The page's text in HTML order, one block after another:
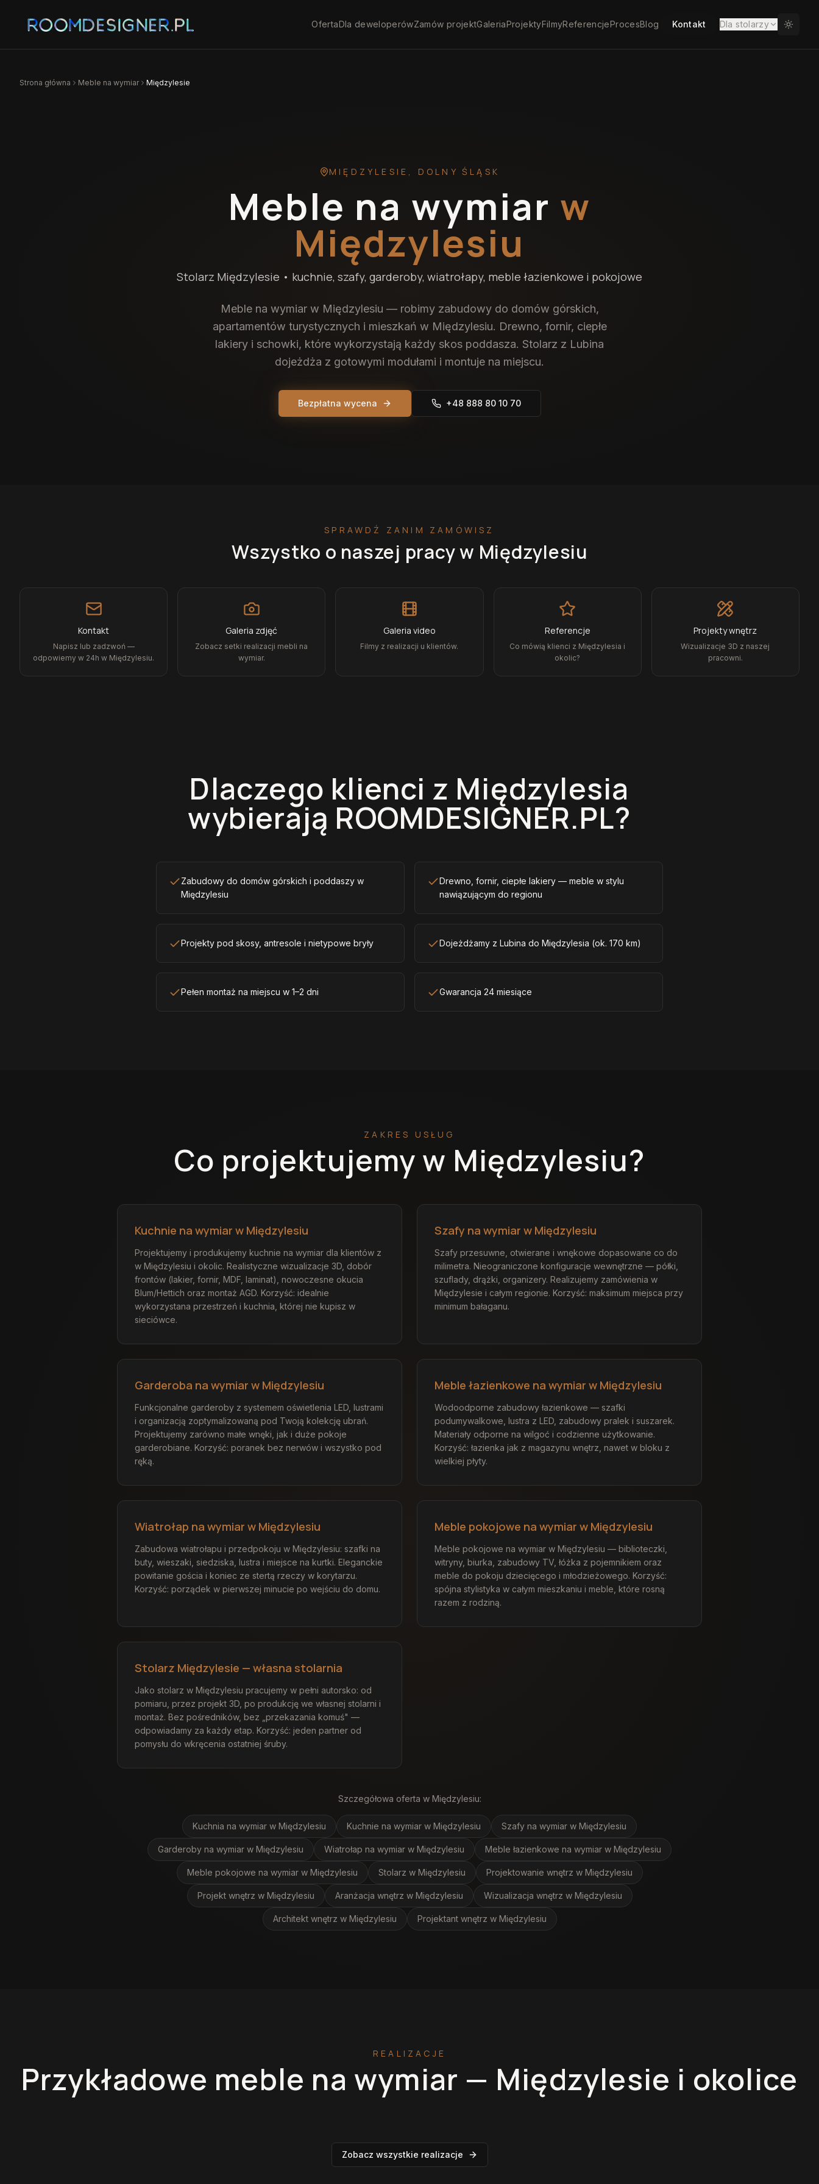
OfertaDla deweloperówZamów projektGaleriaProjektyFilmyReferencjeProcesBlog Kontakt Dla stolarzy
Strona główna Meble na wymiar Międzylesie
MIĘDZYLESIE , DOLNY ŚLĄSK
Meble na wymiar w
Międzylesiu
Stolarz Międzylesie • kuchnie, szafy, garderoby, wiatrołapy, meble łazienkowe i pokojowe
Meble na wymiar w Międzylesiu — robimy zabudowy do domów górskich,
apartamentów turystycznych i mieszkań w Międzylesiu. Drewno, fornir, ciepłe
lakiery i schowki, które wykorzystają każdy skos poddasza. Stolarz z Lubina
dojeżdża z gotowymi modułami i montuje na miejscu.
Bezpłatna wycena +48 888 80 10 70
SPRAWDŹ ZANIM ZAMÓWISZ
Wszystko o naszej pracyw Międzylesiu
Kontakt
Napisz lub zadzwoń —
odpowiemy w 24h w Międzylesiu.
Galeria zdjęć
Zobacz setki realizacji mebli na
wymiar.
Galeria video
Filmy z realizacji u klientów.
Referencje
Co mówią klienci z Międzylesia i
okolic?
Projekty wnętrz
Wizualizacje 3D z naszej
pracowni.
Dlaczego klienci z Międzylesia
wybierają ROOMDESIGNER.PL?
Zabudowy do domów górskich i poddaszy w
Międzylesiu
Drewno, fornir, ciepłe lakiery — meble w stylu
nawiązującym do regionu
Projekty pod skosy, antresole i nietypowe bryły Dojeżdżamy z Lubina do Międzylesia (ok. 170 km)
Pełen montaż na miejscu w 1–2 dni Gwarancja 24 miesiące
ZAKRES USŁUG
Co projektujemy w Międzylesiu?
Kuchnie na wymiar w Międzylesiu
Projektujemy i produkujemy kuchnie na wymiar dla klientów z
w Międzylesiu i okolic. Realistyczne wizualizacje 3D, dobór
frontów (lakier, fornir, MDF, laminat), nowoczesne okucia
Blum/Hettich oraz montaż AGD. Korzyść: idealnie
wykorzystana przestrzeń i kuchnia, której nie kupisz w
sieciówce.
Szafy na wymiar w Międzylesiu
Szafy przesuwne, otwierane i wnękowe dopasowane co do
milimetra. Nieograniczone konfiguracje wewnętrzne — półki,
szuflady, drążki, organizery. Realizujemy zamówienia w
Międzylesie i całym regionie. Korzyść: maksimum miejsca przy
minimum bałaganu.
Garderoba na wymiar w Międzylesiu
Funkcjonalne garderoby z systemem oświetlenia LED, lustrami
i organizacją zoptymalizowaną pod Twoją kolekcję ubrań.
Projektujemy zarówno małe wnęki, jak i duże pokoje
garderobiane. Korzyść: poranek bez nerwów i wszystko pod
ręką.
Meble łazienkowe na wymiar w Międzylesiu
Wodoodporne zabudowy łazienkowe — szafki
podumywalkowe, lustra z LED, zabudowy pralek i suszarek.
Materiały odporne na wilgoć i codzienne użytkowanie.
Korzyść: łazienka jak z magazynu wnętrz, nawet w bloku z
wielkiej płyty.
Wiatrołap na wymiar w Międzylesiu
Zabudowa wiatrołapu i przedpokoju w Międzylesiu: szafki na
buty, wieszaki, siedziska, lustra i miejsce na kurtki. Eleganckie
powitanie gościa i koniec ze stertą rzeczy w korytarzu.
Korzyść: porządek w pierwszej minucie po wejściu do domu.
Meble pokojowe na wymiar w Międzylesiu
Meble pokojowe na wymiar w Międzylesiu — biblioteczki,
witryny, biurka, zabudowy TV, łóżka z pojemnikiem oraz
meble do pokoju dziecięcego i młodzieżowego. Korzyść:
spójna stylistyka w całym mieszkaniu i meble, które rosną
razem z rodziną.
Stolarz Międzylesie — własna stolarnia
Jako stolarz w Międzylesiu pracujemy w pełni autorsko: od
pomiaru, przez projekt 3D, po produkcję we własnej stolarni i
montaż. Bez pośredników, bez „przekazania komuś" —
odpowiadamy za każdy etap. Korzyść: jeden partner od
pomysłu do wkręcenia ostatniej śruby.
Szczegółowa oferta w Międzylesiu:
Kuchnia na wymiar w Międzylesiu Kuchnie na wymiar w Międzylesiu Szafy na wymiar w Międzylesiu
Garderoby na wymiar w Międzylesiu Wiatrołap na wymiar w Międzylesiu Meble łazienkowe na wymiar w Międzylesiu
Meble pokojowe na wymiar w Międzylesiu Stolarz w Międzylesiu Projektowanie wnętrz w Międzylesiu
Projekt wnętrz w Międzylesiu Aranżacja wnętrz w Międzylesiu Wizualizacja wnętrz w Międzylesiu
Architekt wnętrz w Międzylesiu Projektant wnętrz w Międzylesiu
REALIZACJE
Przykładowe meble na wymiar — Międzylesie i okolice
Zobacz wszystkie realizacje